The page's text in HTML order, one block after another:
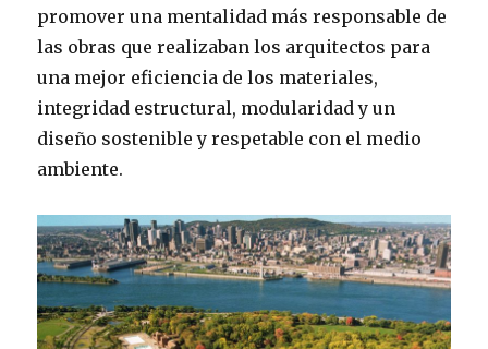
promover una mentalidad más responsable de
las obras que realizaban los arquitectos para
una mejor eficiencia de los materiales,
integridad estructural, modularidad y un
diseño sostenible y respetable con el medio
ambiente.